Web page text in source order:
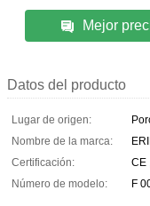
Mejor
Datos del producto
Lugar de origen:
Nombre de la marca:
Certificación:
CE
Número de modelo:
F